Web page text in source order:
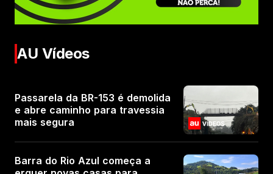
AU Vídeos
Passarela da BR-153 é demolida
e abre caminho para travessia
mais segura
Barra do Rio Azul começa a